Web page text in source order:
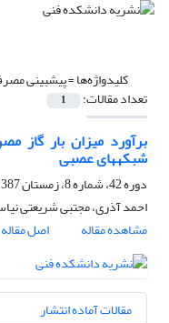
کلیدواژه‌ها =پیش‏بینی
تعداد مقالات: 1
برآورد میزان بار گاز
شبکه‏های عصبی
دوره 42، شماره 8، زمستان 1387
احمد آذری، مجتبی شریعتی
مشاهده مقاله
اصل مقاله
مقالات آماده انتشار